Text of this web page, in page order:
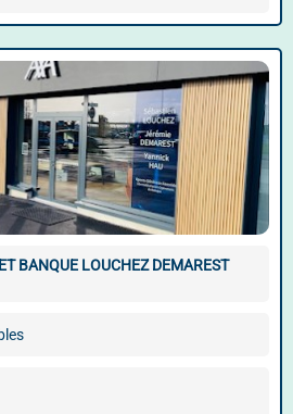
BANQUE LOUCHEZ DEMAREST